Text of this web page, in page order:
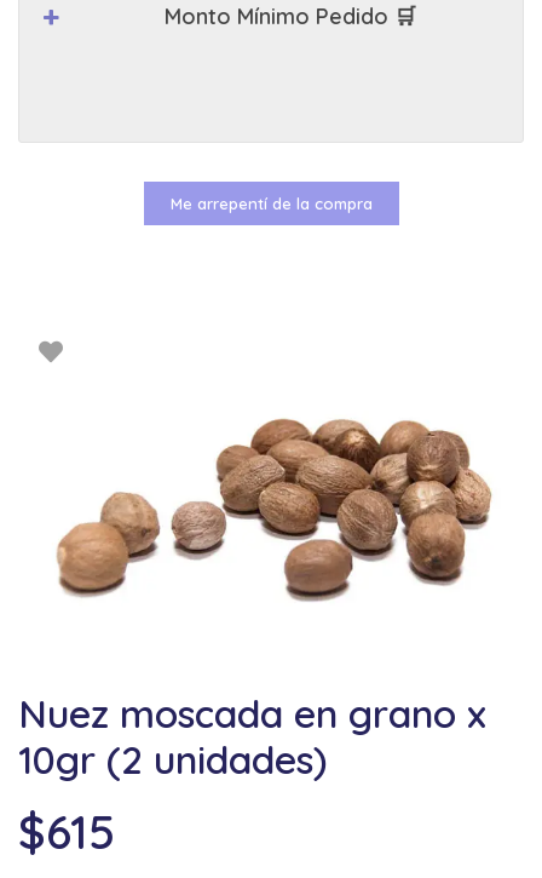
Nuez moscada en grano x
10gr (2 unidades)
$615
Monto Mínimo Pedido 🛒
Me arrepentí de la compra